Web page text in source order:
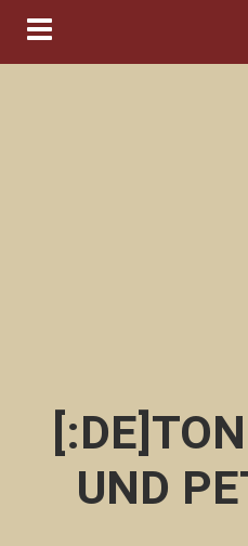
Navigation ein-/ausblenden
UND